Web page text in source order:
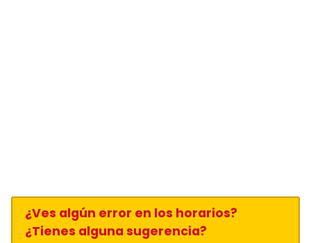
¿Ves algún error en los horarios?
¿Tienes alguna sugerencia?